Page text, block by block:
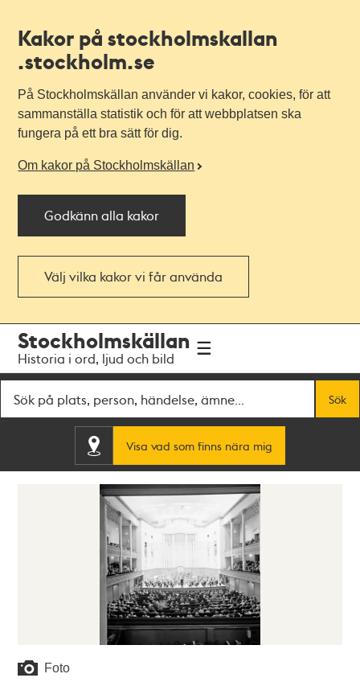
Kakor på stockholmskallan
.stockholm.se
På Stockholmskällan använder vi kakor, cookies, för att
sammanställa statistik och för att webbplatsen ska
fungera på ett bra sätt för dig.
Om kakor på Stockholmskällan
Godkänn alla kakor
Välj vilka kakor vi får använda
navigationen
huvudinnehållet
Stockholmskällan
Historia i ord, ljud och bild
Sök
Visa vad som finns nära mig
Foto